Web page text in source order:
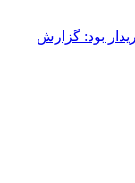
بود: گزارش